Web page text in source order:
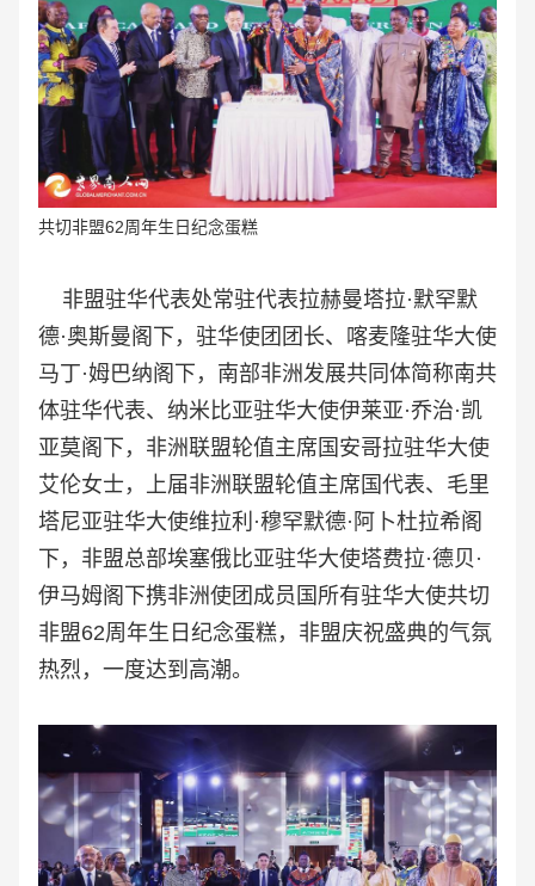
共切非盟62周年生日纪念蛋糕
非盟驻华代表处常驻代表拉赫曼塔拉·默罕默
德·奥斯曼阁下，驻华使团团长、喀麦隆驻华大使
马丁·姆巴纳阁下，南部非洲发展共同体简称南共
体驻华代表、纳米比亚驻华大使伊莱亚·乔治·凯
亚莫阁下 ， 非洲联盟轮值主席国安哥拉驻华大使
艾伦女士，上届非洲联盟轮值主席国代表、毛里
塔尼亚驻华大使维拉利·穆罕默德·阿卜杜拉希阁
下，非盟总部埃塞俄比亚驻华大使塔费拉·德贝·
伊马姆阁下携非洲使团成员国所有驻华大使共切
非盟62周年生日纪念蛋糕，非盟庆祝盛典的气氛
热烈，一度达到高潮。